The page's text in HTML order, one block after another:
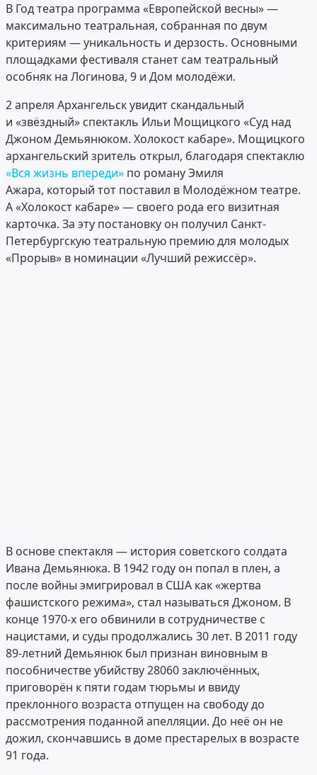
В Год театра программа «Европейской весны» —
максимально театральная, собранная по двум
критериям — уникальность и дерзость. Основными
площадками фестиваля станет сам театральный
особняк на Логинова, 9 и Дом молодёжи.
2 апреля Архангельск увидит скандальный
и «звёздный» спектакль Ильи Мощицкого «Суд над
Джоном Демьянюком. Холокост кабаре». Мощицкого
архангельский зритель открыл, благодаря спектаклю
«Вся жизнь впереди» по роману Эмиля
Ажара, который тот поставил в Молодёжном театре.
А «Холокост кабаре» — своего рода его визитная
карточка. За эту постановку он получил Санкт-
Петербургскую театральную премию для молодых
«Прорыв» в номинации «Лучший режиссёр».
В основе спектакля — история советского солдата
Ивана Демьянюка. В 1942 году он попал в плен, а
после войны эмигрировал в США как «жертва
фашистского режима», стал называться Джоном. В
конце 1970-х его обвинили в сотрудничестве с
нацистами, и суды продолжались 30 лет. В 2011 году
89-летний Демьянюк был признан виновным в
пособничестве убийству 28060 заключённых,
приговорён к пяти годам тюрьмы и ввиду
преклонного возраста отпущен на свободу до
рассмотрения поданной апелляции. До неё он не
дожил, скончавшись в доме престарелых в возрасте
91 года.